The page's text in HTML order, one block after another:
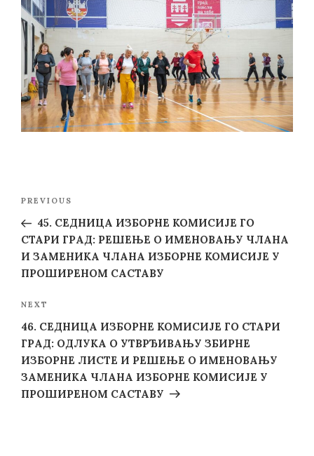
Post
Previous
Post
PREVIOUS
45. СЕДНИЦА ИЗБОРНЕ КОМИСИЈЕ ГО
СТАРИ ГРАД: РЕШЕЊE О ИМЕНОВАЊУ ЧЛАНА
И ЗАМЕНИКА ЧЛАНА ИЗБОРНЕ КОМИСИЈЕ У
ПРОШИРЕНОМ САСТАВУ
Next
Post
NEXT
46. СЕДНИЦА ИЗБОРНЕ КОМИСИЈЕ ГО СТАРИ
ГРАД: ОДЛУКА О УТВРЂИВАЊУ ЗБИРНЕ
ИЗБОРНЕ ЛИСТЕ И РЕШЕЊE О ИМЕНОВАЊУ
ЗАМЕНИКА ЧЛАНА ИЗБОРНЕ КОМИСИЈЕ У
ПРОШИРЕНОМ САСТАВУ